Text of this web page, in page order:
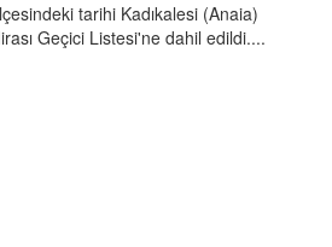
tarihi Kadıkalesi (Anaia)
Geçici Listesi'ne dahil edildi....